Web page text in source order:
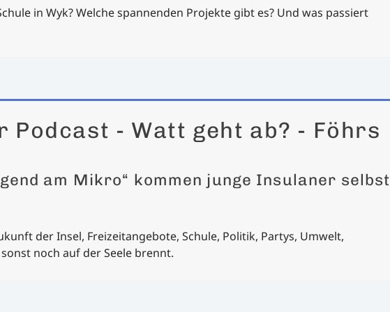
in Wyk? Welche spannenden Projekte gibt es? Und was passiert
Podcast - Watt geht ab? - Föhrs
am Mikro“ kommen junge Insulaner selbst
der Insel, Freizeitangebote, Schule, Politik, Partys, Umwelt,
noch auf der Seele brennt.